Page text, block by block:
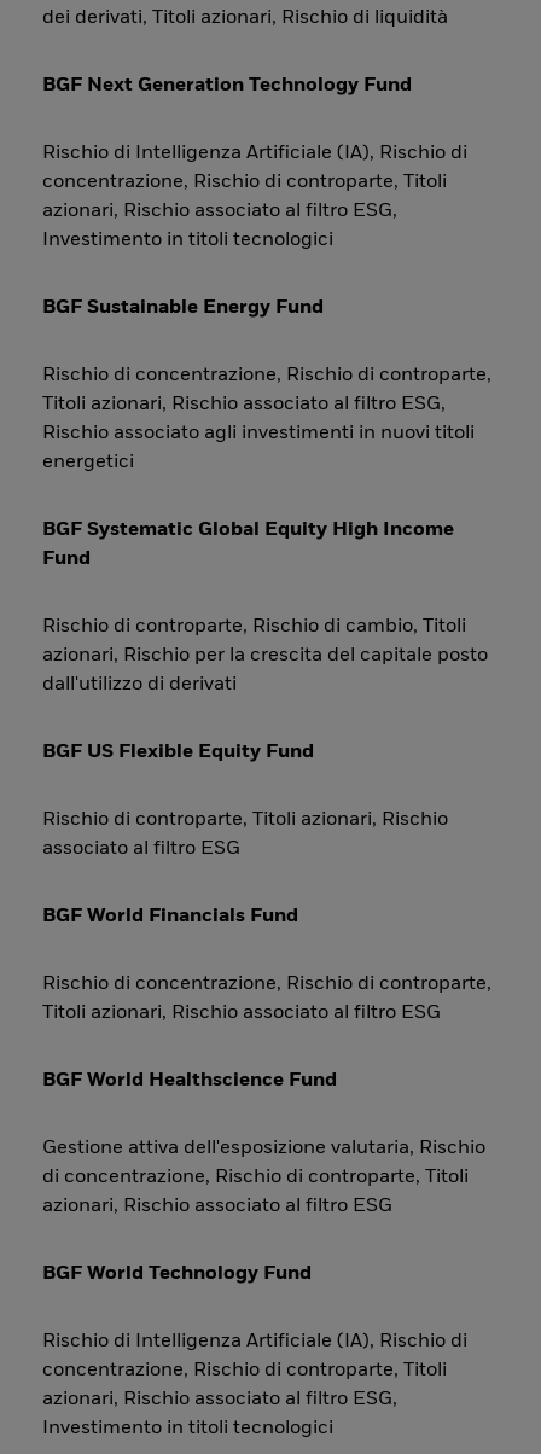
dei derivati, Titoli azionari, Rischio di liquidità
BGF Next Generation Technology Fund
Rischio di Intelligenza Artificiale (IA), Rischio di
concentrazione, Rischio di controparte, Titoli
azionari, Rischio associato al filtro ESG,
Investimento in titoli tecnologici
BGF Sustainable Energy Fund
Rischio di concentrazione, Rischio di controparte,
Titoli azionari, Rischio associato al filtro ESG,
Rischio associato agli investimenti in nuovi titoli
energetici
BGF Systematic Global Equity High Income
Fund
Rischio di controparte, Rischio di cambio, Titoli
azionari, Rischio per la crescita del capitale posto
dall'utilizzo di derivati
BGF US Flexible Equity Fund
Rischio di controparte, Titoli azionari, Rischio
associato al filtro ESG
BGF World Financials Fund
Rischio di concentrazione, Rischio di controparte,
Titoli azionari, Rischio associato al filtro ESG
BGF World Healthscience Fund
Gestione attiva dell'esposizione valutaria, Rischio
di concentrazione, Rischio di controparte, Titoli
azionari, Rischio associato al filtro ESG
BGF World Technology Fund
Rischio di Intelligenza Artificiale (IA), Rischio di
concentrazione, Rischio di controparte, Titoli
azionari, Rischio associato al filtro ESG,
Investimento in titoli tecnologici